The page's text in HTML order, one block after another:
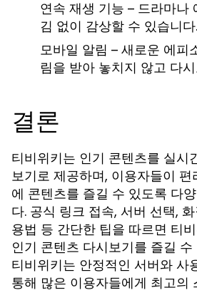
연속 재생 기능 – 드라마나
김 없이 감상할 수 있습니다.
모바일 알림 – 새로운 에피
림을 받아 놓치지 않고 다
결론
티비위키는 인기 콘텐츠를 실시
보기로 제공하며, 이용자들이
에 콘텐츠를 즐길 수 있도록 다
다. 공식 링크 접속, 서버 선택,
용법 등 간단한 팁을 따르면 티
인기 콘텐츠 다시보기를 즐길
티비위키는 안정적인 서버와 사
통해 많은 이용자들에게 최고의